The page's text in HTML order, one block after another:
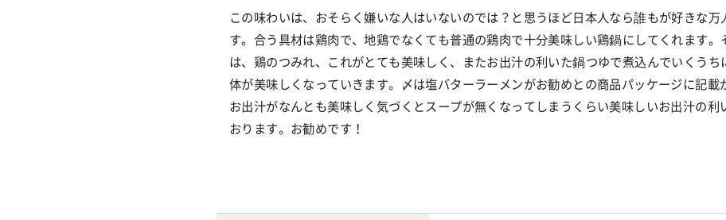
この味わいは、おそらく嫌いな人はいないのでは？と思うほど日本人なら誰もが好きな万
す。合う具材は鶏肉で、地鶏でなくても普通の鶏肉で十分美味しい鶏鍋にしてくれます。
は、鶏のつみれ、これがとても美味しく、またお出汁の利いた鍋つゆで煮込んでいくうち
体が美味しくなっていきます。〆は塩バターラーメンがお勧めとの商品パッケージに記載
お出汁がなんとも美味しく気づくとスープが無くなってしまうくらい美味しいお出汁の利
おります。お勧めです！